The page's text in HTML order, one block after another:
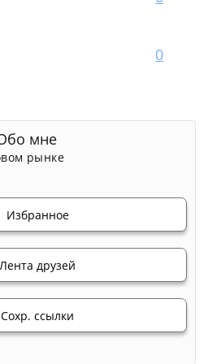
0
мне
рынке
Избранное
Лента друзей
Сохр. ссылки